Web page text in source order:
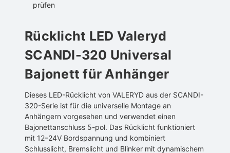
prüfen
Rücklicht LED Valeryd
SCANDI-320 Universal
Bajonett für Anhänger
Dieses LED-Rücklicht von VALERYD aus der SCANDI-
320-Serie ist für die universelle Montage an
Anhängern vorgesehen und verwendet einen
Bajonettanschluss 5-pol. Das Rücklicht funktioniert
mit 12–24V Bordspannung und kombiniert
Schlusslicht, Bremslicht und Blinker mit dynamischem